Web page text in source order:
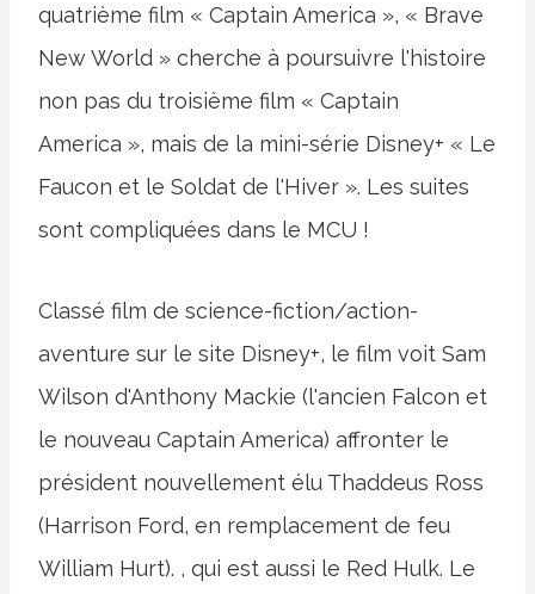
quatrième film « Captain America », « Brave
New World » cherche à poursuivre l'histoire
non pas du troisième film « Captain
America », mais de la mini-série Disney+ « Le
Faucon et le Soldat de l'Hiver ». Les suites
sont compliquées dans le MCU !
Classé film de science-fiction/action-
aventure sur le site Disney+, le film voit Sam
Wilson d'Anthony Mackie (l'ancien Falcon et
le nouveau Captain America) affronter le
président nouvellement élu Thaddeus Ross
(Harrison Ford, en remplacement de feu
William Hurt). , qui est aussi le Red Hulk. Le